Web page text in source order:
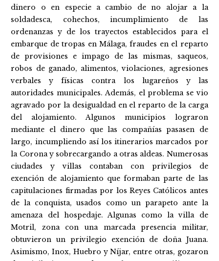
dinero o en especie a cambio de no alojar a la
soldadesca, cohechos, incumplimiento de las
ordenanzas y de los trayectos establecidos para el
embarque de tropas en Málaga, fraudes en el reparto
de provisiones e impago de las mismas, saqueos,
robos de ganado, alimentos, violaciones, agresiones
verbales y físicas contra los lugareños y las
autoridades municipales. Además, el problema se vio
agravado por la desigualdad en el reparto de la carga
del alojamiento. Algunos municipios lograron
mediante el dinero que las compañías pasasen de
largo, incumpliendo así los itinerarios marcados por
la Corona y sobrecargando a otras aldeas. Numerosas
ciudades y villas contaban con privilegios de
exención de alojamiento que formaban parte de las
capitulaciones firmadas por los Reyes Católicos antes
de la conquista, usados como un parapeto ante la
amenaza del hospedaje. Algunas como la villa de
Motril, zona con una marcada presencia militar,
obtuvieron un privilegio exención de doña Juana.
Asimismo, Inox, Huebro y Níjar, entre otras, gozaron